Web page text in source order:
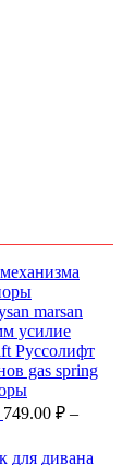
749.00 ₽ –